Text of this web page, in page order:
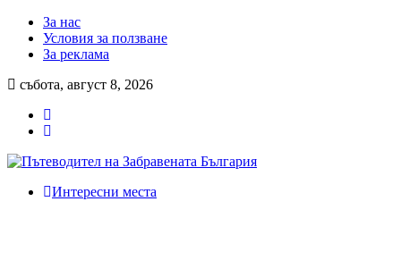
За нас
Условия за ползване
За реклама
събота, август 8, 2026
Интересни места